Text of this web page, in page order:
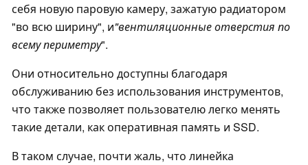
себя новую паровую камеру, зажатую радиатором
"во всю ширину", и"вентиляционные отверстия по
всему периметру".
Они относительно доступны благодаря
обслуживанию без использования инструментов,
что также позволяет пользователю легко менять
такие детали, как оперативная память и SSD.
В таком случае, почти жаль, что линейка